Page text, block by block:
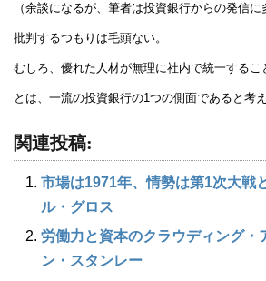
（余談になるが、筆者は投資銀行からの発信
批判するつもりは毛頭ない。
むしろ、優れた人材が無理に社内で統一するこ
とは、一流の投資銀行の1つの側面であると考え
関連投稿:
市場は1971年、情勢は第1次大戦
ル・グロス
労働力と資本のクラウディング・
ン・スタンレー